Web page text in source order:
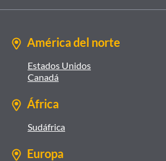
América del norte
Estados Unidos
Canadá
África
Sudáfrica
Europa